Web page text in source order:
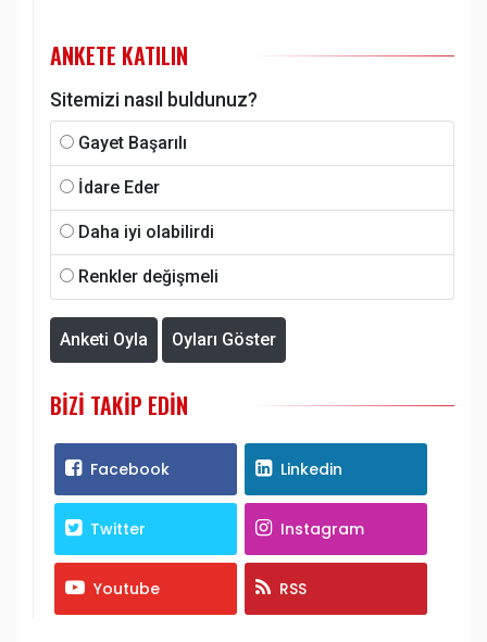
ANKETE KATILIN
Sitemizi nasıl buldunuz?
Gayet Başarılı
İdare Eder
Daha iyi olabilirdi
Renkler değişmeli
Anketi Oyla Oyları Göster
BIZI TAKIP EDIN
Facebook Linkedin
Twitter Instagram
Youtube RSS